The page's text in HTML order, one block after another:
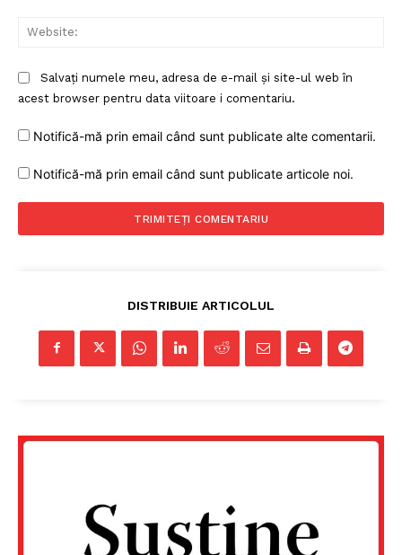
Un proiect
PRESShub
Contact
Salvați numele meu, adresa de e-mail și site-ul web în
acest browser pentru data viitoare i comentariu.
Notifică-mă prin email când sunt publicate alte comentarii.
Notifică-mă prin email când sunt publicate articole noi.
DISTRIBUIE ARTICOLUL